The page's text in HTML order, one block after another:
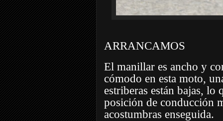
ARRANCAMOS
El manillar es ancho y
cómodo en esta moto,
estriberas están bajas, lo
posición de conducción
acostumbras enseguida.